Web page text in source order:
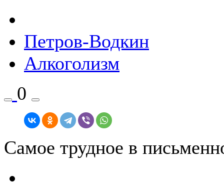
Петров-Водкин
Алкоголизм
0
Самое трудное в